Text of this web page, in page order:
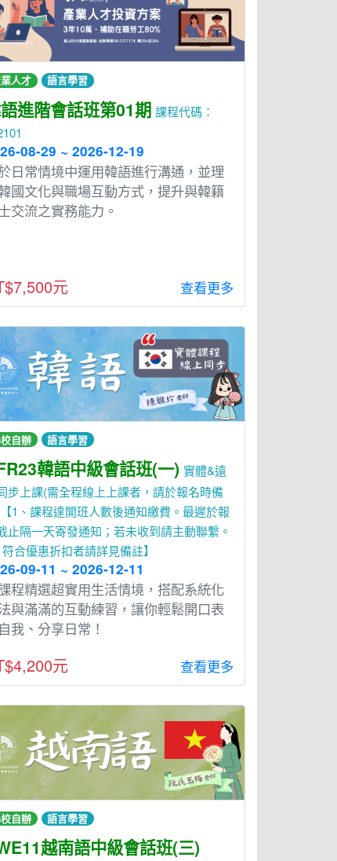
人才 語言學習
進階會話班第01期 課程代碼：
08-29 ~ 2026-12-19
日常情境中運用韓語進行溝通，並理
國文化與職場互動方式，提升與韓籍
交流之實務能力。
元 查看更多
自辦 語言學習
韓語中級會話班(一) 實體&遠
步上課(需全程線上上課者，請於報名時備
1、課程達開班人數後通知繳費。最遲於報
止隔一天寄發通知；若未收到請主動聯繫。
合優惠折扣者請詳見備註】
09-11 ~ 2026-12-11
程精選超實用生活情境，搭配系統化
與滿滿的互動練習，讓你輕鬆開口表
我、分享日常！
元 查看更多
自辦 語言學習
越南語中級會話班(三)